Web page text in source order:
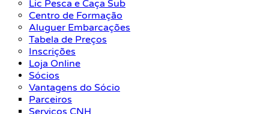
Lic Pesca e Caça Sub
Centro de Formação
Aluguer Embarcações
Tabela de Preços
Inscrições
Loja Online
Sócios
Vantagens do Sócio
Parceiros
Serviços CNH